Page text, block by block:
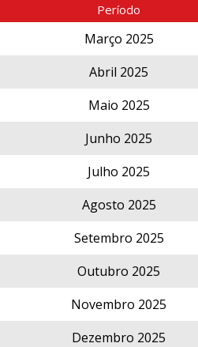
Período
Março 2025
Abril 2025
Maio 2025
Junho 2025
Julho 2025
Agosto 2025
Setembro 2025
Outubro 2025
Novembro 2025
Dezembro 2025